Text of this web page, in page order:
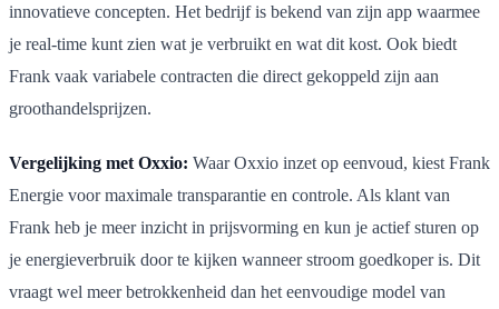
innovatieve concepten. Het bedrijf is bekend van zijn app waarmee
je real-time kunt zien wat je verbruikt en wat dit kost. Ook biedt
Frank vaak variabele contracten die direct gekoppeld zijn aan
groothandelsprijzen.
Vergelijking met Oxxio: Waar Oxxio inzet op eenvoud, kiest Frank
Energie voor maximale transparantie en controle. Als klant van
Frank heb je meer inzicht in prijsvorming en kun je actief sturen op
je energieverbruik door te kijken wanneer stroom goedkoper is. Dit
vraagt wel meer betrokkenheid dan het eenvoudige model van